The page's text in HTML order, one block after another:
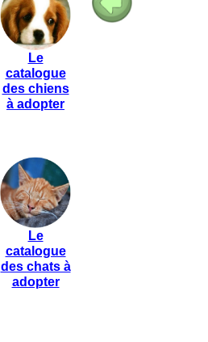
Le
catalogue
des chiens
à adopter
Le
catalogue
des chats à
adopter